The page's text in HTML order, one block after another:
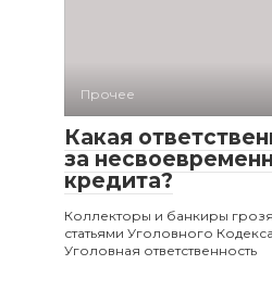
Прочее
Какая
за
кредита?
Коллекторы и банкиры
статьями Уголовного
Уголовная ответственность